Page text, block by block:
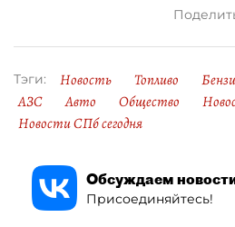
Тэги: Новость Топливо
АЗС
Авто Общество
Новости СПб сегодня
Обсуждаем
Присоединяйтесь!